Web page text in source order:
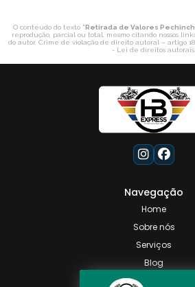
O conteúdo do texto "Retirada de Valores
reprodução, parcial ou total, mesmo citando nossos
do autor. Crime de violação de direito autoral – artigo
- Lei de direitos autorais
Navegação
Home
Sobre nós
Serviços
Blog